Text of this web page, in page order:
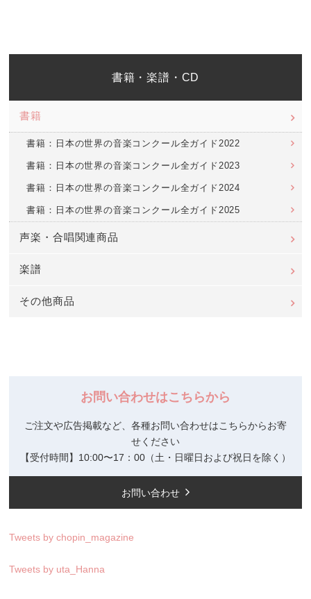
書籍・楽譜・CD
書籍
書籍：日本の世界の音楽コンクール全ガイド2022
書籍：日本の世界の音楽コンクール全ガイド2023
書籍：日本の世界の音楽コンクール全ガイド2024
書籍：日本の世界の音楽コンクール全ガイド2025
声楽・合唱関連商品
楽譜
その他商品
お問い合わせはこちらから
ご注文や広告掲載など、各種お問い合わせはこちらからお寄
せください
【受付時間】10:00〜17：00（土・日曜日および祝日を除く）
お問い合わせ
Tweets by chopin_magazine
Tweets by uta_Hanna